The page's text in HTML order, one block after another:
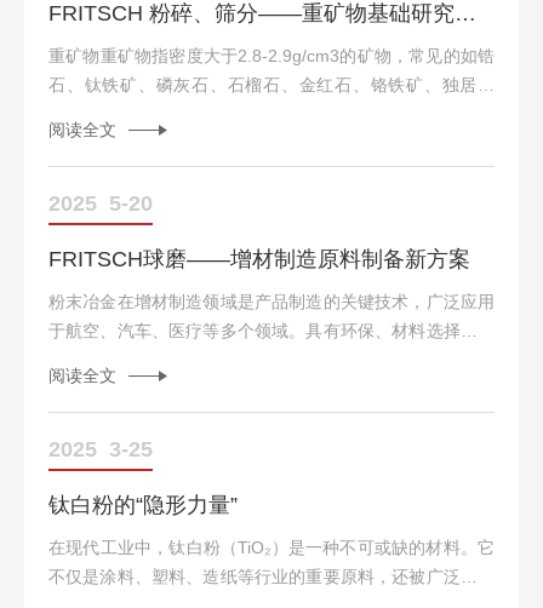
抑制银的硫化/氧化，在高温高湿环境中具备更强的抗腐蚀
FRITSCH 粉碎、筛分——重矿物基础研究环节把关
重矿物重矿物指密度大于2.8-2.9g/cm3的矿物，常见的如锆
石、钛铁矿、磷灰石、石榴石、金红石、铬铁矿、独居石
组合可以揭示沉积物的来源和沉积环境，同时，其中部分重
矿物是Nb、Ta、Sn等关键金属的重要来源，具备不可忽视
的经济价值。对于重矿物分析，样品的前处理至关重要。一
般情况下，分析细度为50-250μm，同时需要选择与样品匹
配的研磨材质，以免引入污染影响后续结果；同时需要选择
阅读全文
2025 5-20
FRITSCH球磨——增材制造原料制备新方案
粉末冶金在增材制造领域是产品制造的关键技术，广泛应用
于航空、汽车、医疗等多个领域。具有环保、材料选择多样
一步扩大。而在追求可持续制造的今天，金属研磨的再利用
成为研究热点，如利用工具钢切屑制备增材制造原料。通过
测试发现，与市面上的原料粉末相比，球磨实验所得粉末生
产的3D成品可以获得更精细的微观结构和更高的显微硬度。
实验设备EquipmentType行星式球磨机Pulversette5经典型
阅读全文
2025 3-25
钛白粉的“隐形力量”
在现代工业中，钛白粉（TiO₂）是一种不可或缺的材料。它
不仅是涂料、塑料、造纸等行业的重要原料，还被广泛应用